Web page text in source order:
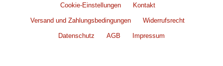
Cookie-Einstellungen Kontakt
Versand und Zahlungsbedingungen Widerrufsrecht
Datenschutz AGB Impressum